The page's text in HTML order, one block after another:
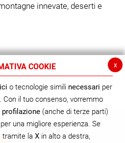
innevate, deserti e
x
COOKIE
o tecnologie simili necessari per
il tuo consenso, vorremmo
(anche di terze parti)
una migliore esperienza. Se
tramite la Xin alto a destra,